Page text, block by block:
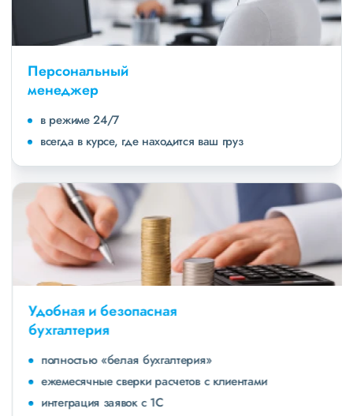
Персональный
менеджер
в режиме 24/7
всегда в курсе, где находится ваш груз
Удобная и безопасная
бухгалтерия
полностью «белая бухгалтерия»
ежемесячные сверки расчетов с клиентами
интеграция заявок с 1С